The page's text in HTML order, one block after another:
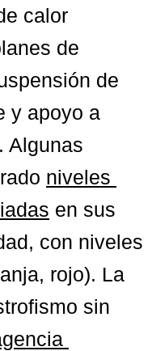
calor
de
de
y apoyo a
Algunas
niveles
en sus
con niveles
rojo). La
sin